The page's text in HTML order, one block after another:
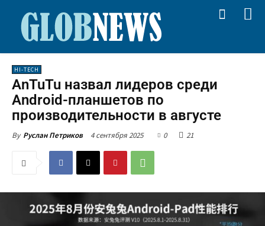
HI-TECH
AnTuTu назвал лидеров среди
Android-планшетов по
производительности в августе
By Руслан Петриков 4 сентября 2025 0 21